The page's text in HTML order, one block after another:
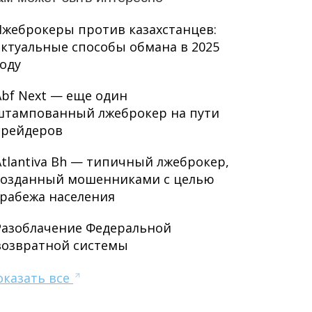
против казахстанцев:
способы обмана в 2025
Next — еще один
лжеброкер на пути
Bh — типичный лжеброкер,
мошенниками с целью
населения
Федеральной
системы
все